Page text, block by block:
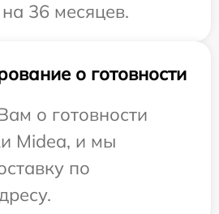
36 месяцев.
о готовности
о готовности
Midea, и мы
по